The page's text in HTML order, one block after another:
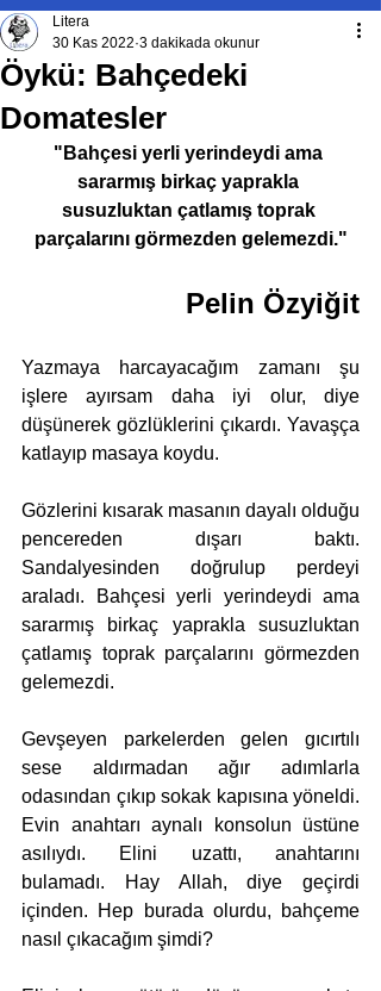
Öykü: Bahçedeki
Domatesler
Litera
30 Kas 2022 3 dakikada okunur
"Bahçesi yerli yerindeydi ama
sararmış birkaç yaprakla
susuzluktan çatlamış toprak
parçalarını görmezden gelemezdi."
Pelin Özyiğit
Yazmaya harcayacağım zamanı şu
işlere ayırsam daha iyi olur, diye
düşünerek gözlüklerini çıkardı. Yavaşça
katlayıp masaya koydu.
Gözlerini kısarak masanın dayalı olduğu
pencereden dışarı baktı.
Sandalyesinden doğrulup perdeyi
araladı. Bahçesi yerli yerindeydi ama
sararmış birkaç yaprakla susuzluktan
çatlamış toprak parçalarını görmezden
gelemezdi.
Gevşeyen parkelerden gelen gıcırtılı
sese aldırmadan ağır adımlarla
odasından çıkıp sokak kapısına yöneldi.
Evin anahtarı aynalı konsolun üstüne
asılıydı. Elini uzattı, anahtarını
bulamadı. Hay Allah, diye geçirdi
içinden. Hep burada olurdu, bahçeme
nasıl çıkacağım şimdi?